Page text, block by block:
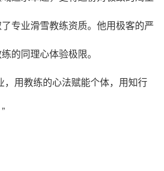
专业滑雪教练资质。他用极客的严
的同理心体验极限。
，用教练的心法赋能个体，用知行